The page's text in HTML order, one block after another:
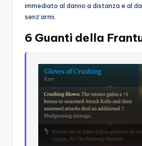
immediato al danno a distanza e al
senz’armi.
6 Guanti della